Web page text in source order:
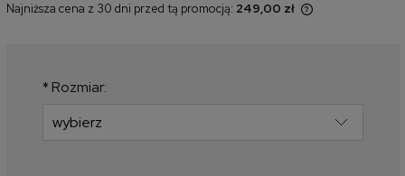
Najniższa cena z 30 dni przed tą promocją: 249,00 zł
* Rozmiar: